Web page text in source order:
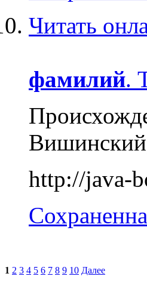
Читать
фамилий.
http://java-
1 2 3 4 5 6 7 8 9 10 Далее